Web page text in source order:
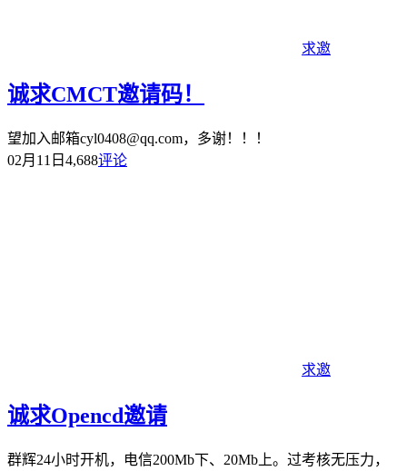
求邀
诚求CMCT邀请码！
望加入邮箱cyl0408@qq.com，多谢！！！
02月11日 4,688评论
求邀
诚求Opencd邀请
群辉24小时开机，电信200Mb下、20Mb上。过考核无压力，